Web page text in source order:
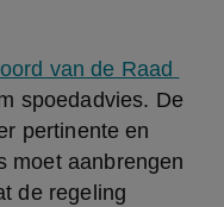
van de Raad
spoedadvies. De
pertinente en
moet aanbrengen
de regeling